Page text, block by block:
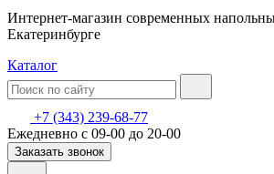
Интернет-магазин современных
Екатеринбурге
Каталог
+7 (343) 239-68-77
Ежедневно с 09-00 до 20-00
Заказать звонок